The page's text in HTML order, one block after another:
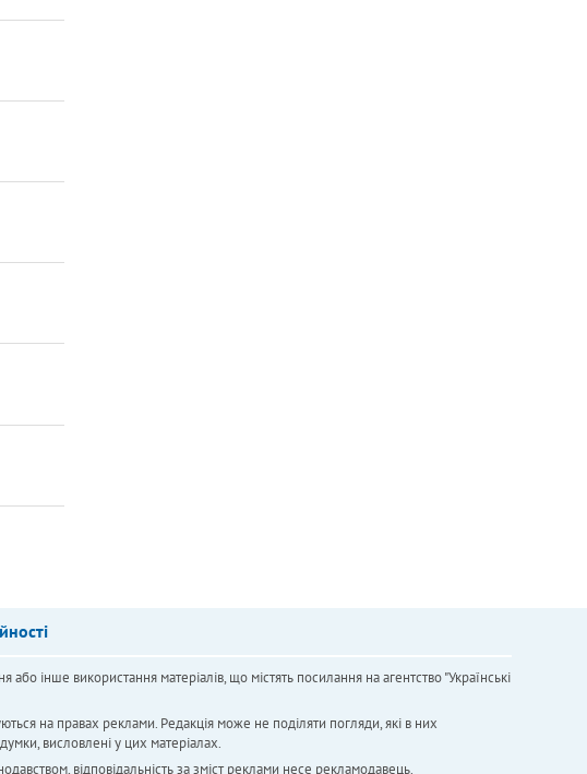
інше використання матеріалів, що містять посилання на агентство "Українськi
на правах реклами. Редакція може не поділяти погляди, які в них
висловлені у цих матеріалах.
відповідальність за зміст реклами несе рекламодавець.